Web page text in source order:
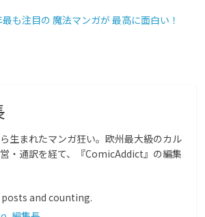
最も注目の 魔法マンガが 最高に面白い！
生まれたマンガ狂い。欧州最大級のカル
・通訳を経て、『ComicAddict』の編集
posts and counting.